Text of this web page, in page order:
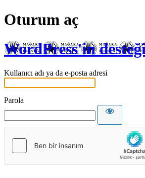
Oturum aç
WordPress'in
Kullanıcı adı ya da e-posta adresi
Parola